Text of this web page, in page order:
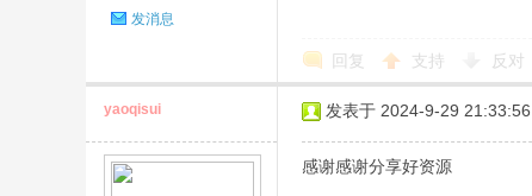
发消息
回复 支持 反对
yaoqisui 发表于 2024-9-29 21:33:56
感谢感谢分享好资源